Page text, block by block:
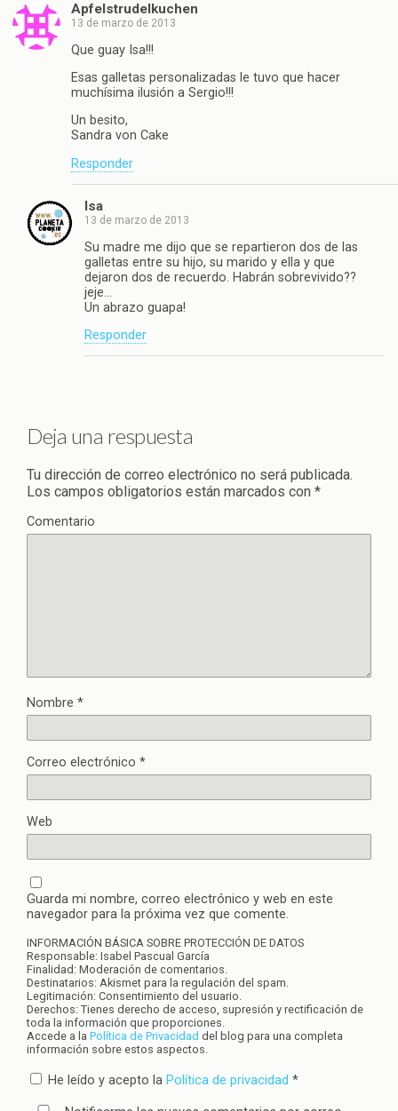
Apfelstrudelkuchen
13 de marzo de 2013
Que guay Isa!!!
Esas galletas personalizadas le tuvo que hacer
muchísima ilusión a Sergio!!!
Un besito,
Sandra von Cake
Responder
Isa
13 de marzo de 2013
Su madre me dijo que se repartieron dos de las
galletas entre su hijo, su marido y ella y que
dejaron dos de recuerdo. Habrán sobrevivido??
jeje…
Un abrazo guapa!
Responder
Deja una respuesta
Tu dirección de correo electrónico no será publicada.
Los campos obligatorios están marcados con *
Comentario
Nombre *
Correo electrónico *
Web
Guarda mi nombre, correo electrónico y web en este
navegador para la próxima vez que comente.
INFORMACIÓN BÁSICA SOBRE PROTECCIÓN DE DATOS
Responsable: Isabel Pascual García
Finalidad: Moderación de comentarios.
Destinatarios: Akismet para la regulación del spam.
Legitimación: Consentimiento del usuario.
Derechos: Tienes derecho de acceso, supresión y rectificación de
toda la información que proporciones.
Accede a la Política de Privacidad del blog para una completa
información sobre estos aspectos.
He leído y acepto la Política de privacidad *